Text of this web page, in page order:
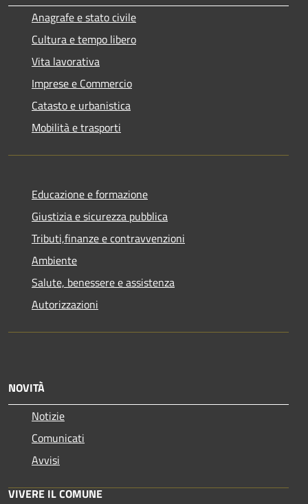
Anagrafe e stato civile
Cultura e tempo libero
Vita lavorativa
Imprese e Commercio
Catasto e urbanistica
Mobilità e trasporti
Educazione e formazione
Giustizia e sicurezza pubblica
Tributi,finanze e contravvenzioni
Ambiente
Salute, benessere e assistenza
Autorizzazioni
NOVITÀ
Notizie
Comunicati
Avvisi
VIVERE IL COMUNE